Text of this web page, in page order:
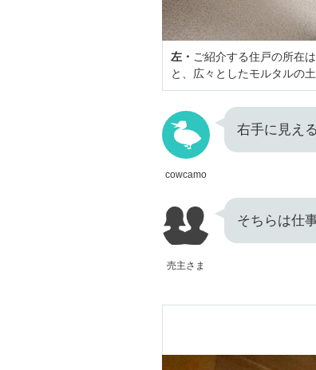
左・ ご紹介する住戸の所在
と、広々としたモルタルの
cowcamo
右手に見え
売主さま
そちらは仕